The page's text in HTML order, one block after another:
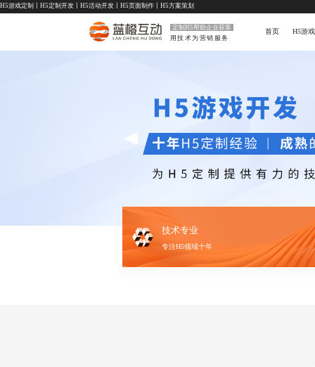
H5游戏定制 H5定制开发 H5活动开发 H5页面制作 H5方案策划
定制H5帮助企业获客
用技术为营销服务
首页 H5游戏
技术专业
专注H5领域十年